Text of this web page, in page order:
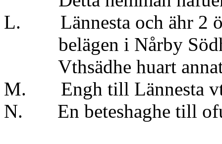
L. Lännesta och ähr 2
belägen i Nårby
Vthsädhe huart annat
M. Engh till Lännesta
N. En beteshaghe till